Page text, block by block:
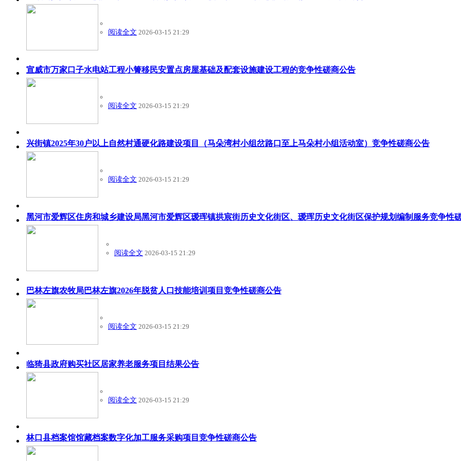
阅读全文 2026-03-15 21:29
宣威市万家口子水电站工程小箐移民安置点房屋基础及配套设施建设工程的竞争性磋商公告
阅读全文 2026-03-15 21:29
兴街镇2025年30户以上自然村通硬化路建设项目（马朵湾村小组岔路口至上马朵村小组活动室）竞争性磋商公告
阅读全文 2026-03-15 21:29
黑河市爱辉区住房和城乡建设局黑河市爱辉区瑷珲镇拱宸街历史文化街区、瑷珲历史文化街区保护规划编制服务竞争性
阅读全文 2026-03-15 21:29
巴林左旗农牧局巴林左旗2026年脱贫人口技能培训项目竞争性磋商公告
阅读全文 2026-03-15 21:29
临猗县政府购买社区居家养老服务项目结果公告
阅读全文 2026-03-15 21:29
林口县档案馆馆藏档案数字化加工服务采购项目竞争性磋商公告